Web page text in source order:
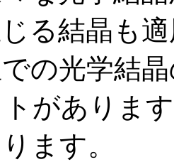
る結晶も
の光学結
がありま
ます。